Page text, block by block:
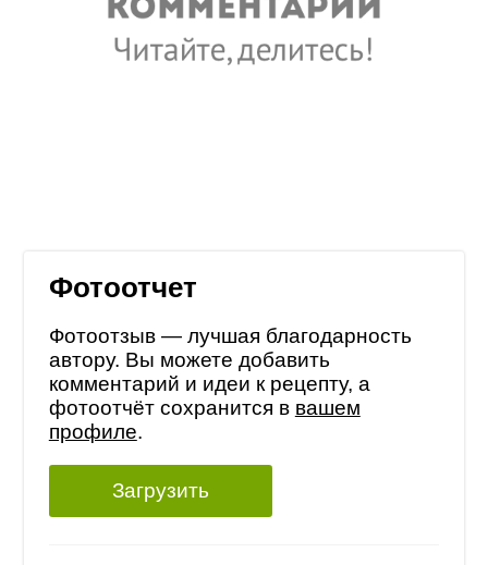
Фотоотчет
Фотоотзыв — лучшая благодарность
автору. Вы можете добавить
комментарий и идеи к рецепту, а
фотоотчёт сохранится в вашем
профиле.
Загрузить